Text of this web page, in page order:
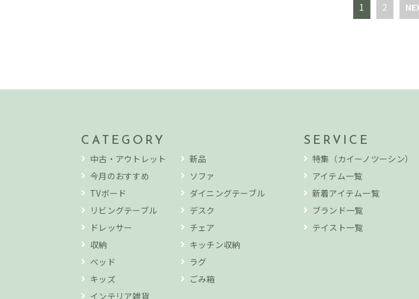
1 2
CATEGORY
中古・アウトレット
新品
今月のおすすめ
ソファ
TVボード
ダイニングテーブル
リビングテーブル
デスク
ドレッサー
チェア
収納
キッチン収納
ベッド
ラグ
キッズ
ごみ箱
インテリア雑貨
SERVICE
特集（カイーノツーシン）
アイテム一覧
新着アイテム一覧
ブランド一覧
テイスト一覧